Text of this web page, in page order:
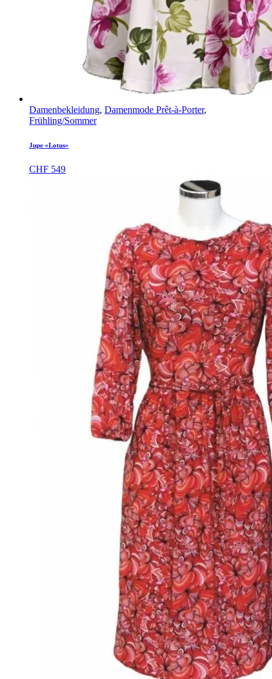
Damenbekleidung, Damenmode Prêt-à-Porter,
Frühling/Sommer
Jupe «Lotus»
CHF 549